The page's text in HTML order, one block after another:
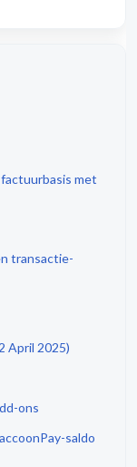
met
transactie-
April 2025)
ons
saldo